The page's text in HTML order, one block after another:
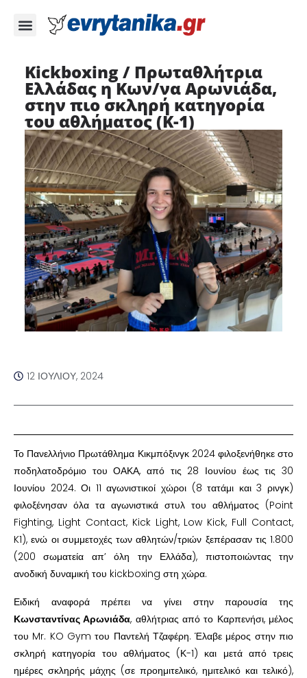
Κickboxing / Πρωταθλήτρια
Ελλάδας η Κων/να Αρωνιάδα,
στην πιο σκληρή κατηγορία
του αθλήματος (Κ-1)
12 ΙΟΥΛΊΟΥ, 2024
Το Πανελλήνιο Πρωτάθλημα Κικμπόξινγκ 2024 φιλοξενήθηκε στο
ποδηλατοδρόμιο του ΟΑΚΑ, από τις 28 Ιουνίου έως τις 30
Ιουνίου 2024. Οι 11 αγωνιστικοί χώροι (8 τατάμι και 3 ρινγκ)
φιλοξένησαν όλα τα αγωνιστικά στυλ του αθλήματος (Point
Fighting, Light Contact, Kick Light, Low Kick, Full Contact,
K1), ενώ οι συμμετοχές των αθλητών/τριών ξεπέρασαν τις 1.800
(200 σωματεία απ’ όλη την Ελλάδα), πιστοποιώντας την
ανοδική δυναμική του kickboxing στη χώρα.
Ειδική αναφορά πρέπει να γίνει στην παρουσία της
Κωνσταντίνας Αρωνιάδα, αθλήτριας από το Καρπενήσι, μέλος
του Mr. KO Gym του Παντελή Τζαφέρη. Έλαβε μέρος στην πιο
σκληρή κατηγορία του αθλήματος (Κ-1) και μετά από τρεις
ημέρες σκληρής μάχης (σε προημιτελικό, ημιτελικό και τελικό),